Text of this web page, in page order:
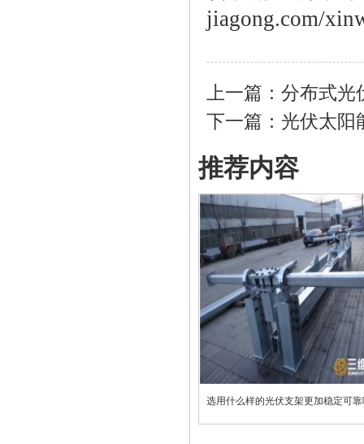
jiagong.com/
上一篇： 分布式光
下一篇： 光伏太阳
推荐内容
选用什么样的光伏支架更加稳定可